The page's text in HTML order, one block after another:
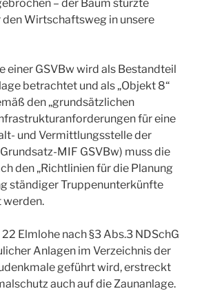
– der Baum stürzte
Wirtschaftsweg in unsere
einer GSVBw wird als Bestandteil
betrachtet und als „Objekt 8“
den „grundsätzlichen
für eine
und Vermittlungsstelle der
MIF GSVBw) muss die
den „Richtlinien für die Planung
ständiger Truppenunterkünfte
werden.
22 Elmlohe nach §3 Abs.3 NDSchG
Anlagen im Verzeichnis der
geführt wird, erstreckt
auch auf die Zaunanlage.